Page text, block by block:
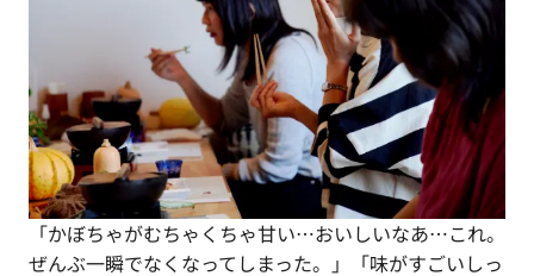
「かぼちゃがむちゃくちゃ甘い…おいしいなあ…これ。
ぜんぶ一瞬でなくなってしまった。」「味がすごいしっ